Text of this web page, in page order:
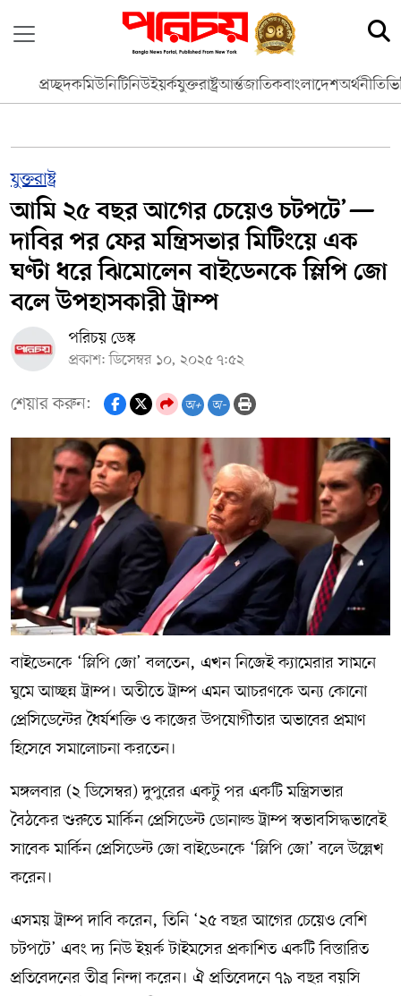
প্রচ্ছদকমিউনিটিনিউইয়র্কযুক্তরাষ্ট্রআর্ন্তজাতিকবাংলাদেশঅর্থনীতি
যুক্তরাষ্ট্র
আমি ২৫ বছর আগের চেয়েও চটপটে’—
দাবির পর ফের মন্ত্রিসভার মিটিংয়ে এক
ঘণ্টা ধরে ঝিমোলেন বাইডেনকে স্লিপি জো
বলে উপহাসকারী ট্রাম্প
পরিচয় ডেস্ক
প্রকাশ: ডিসেম্বর ১০, ২০২৫ ৭:৫২
শেয়ার করুন: অ+ অ-
বাইডেনকে ‘স্লিপি জো’ বলতেন, এখন নিজেই ক্যামেরার সামনে
ঘুমে আচ্ছন্ন ট্রাম্প। অতীতে ট্রাম্প এমন আচরণকে অন্য কোনো
প্রেসিডেন্টের ধৈর্যশক্তি ও কাজের উপযোগীতার অভাবের প্রমাণ
হিসেবে সমালোচনা করতেন।
মঙ্গলবার (২ ডিসেম্বর) দুপুরের একটু পর একটি মন্ত্রিসভার
বৈঠকের শুরুতে মার্কিন প্রেসিডেন্ট ডোনাল্ড ট্রাম্প স্বভাবসিদ্ধভাবেই
সাবেক মার্কিন প্রেসিডেন্ট জো বাইডেনকে ‘স্লিপি জো’ বলে উল্লেখ
করেন।
এসময় ট্রাম্প দাবি করেন, তিনি ‘২৫ বছর আগের চেয়েও বেশি
চটপটে’ এবং দ্য নিউ ইয়র্ক টাইমসের প্রকাশিত একটি বিস্তারিত
প্রতিবেদনের তীব্র নিন্দা করেন। ঐ প্রতিবেদনে ৭৯ বছর বয়সি